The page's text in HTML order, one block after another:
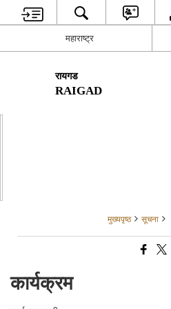
महाराष्ट्र
रायगड
RAIGAD
मुख्यपृष्ठ सूचना
कार्यक्रम